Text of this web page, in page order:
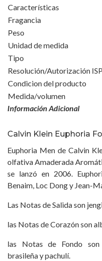
Características
Fragancia
Peso
Unidad de medida
Tipo
Resolución/Autorización ISP
Condicion del producto
Medida/volumen
Información Adicional
Calvin Klein Euphoria
Euphoria Men de Calvin
olfativa Amaderada
se lanzó en 2006.
Benaim, Loc Dong y Jean-
Las Notas de Salida son
las Notas de Corazón son
las Notas de Fondo son
brasileña y pachulí.